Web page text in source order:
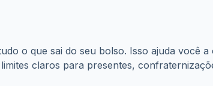
o que sai do seu bolso. Isso ajuda você a
claros para presentes,